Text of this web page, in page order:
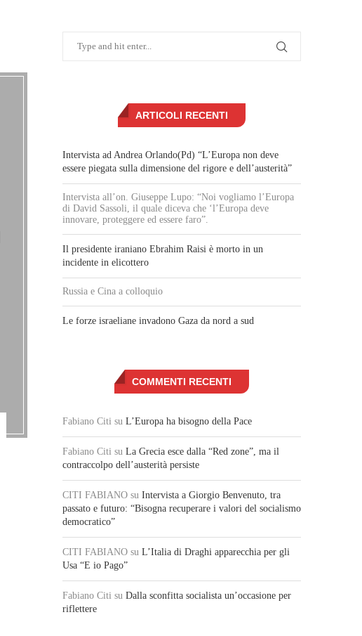
ARTICOLI RECENTI
Intervista ad Andrea Orlando(Pd) “L’Europa non deve
essere piegata sulla dimensione del rigore e dell’austerità”
Intervista all’on. Giuseppe Lupo: “Noi vogliamo l’Europa
di David Sassoli, il quale diceva che ‘l’Europa deve
innovare, proteggere ed essere faro”.
Il presidente iraniano Ebrahim Raisi è morto in un
incidente in elicottero
Russia e Cina a colloquio
Le forze israeliane invadono Gaza da nord a sud
COMMENTI RECENTI
Fabiano Citi su L’Europa ha bisogno della Pace
Fabiano Citi su La Grecia esce dalla “Red zone”, ma il
contraccolpo dell’austerità persiste
CITI FABIANO su Intervista a Giorgio Benvenuto, tra
passato e futuro: “Bisogna recuperare i valori del socialismo
democratico”
CITI FABIANO su L’Italia di Draghi apparecchia per gli
Usa “E io Pago”
Fabiano Citi su Dalla sconfitta socialista un’occasione per
riflettere